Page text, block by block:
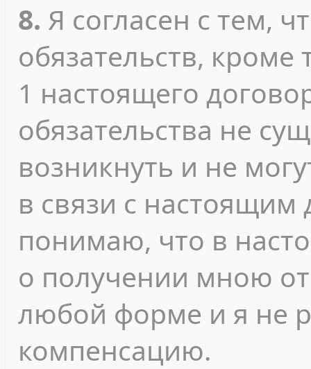
8. Я согласен с тем,
обязательств, кроме
1 настоящего
обязательства не
возникнуть и не
в связи с настоящим
понимаю, что в
о получении мною
любой форме и я не
компенсацию.